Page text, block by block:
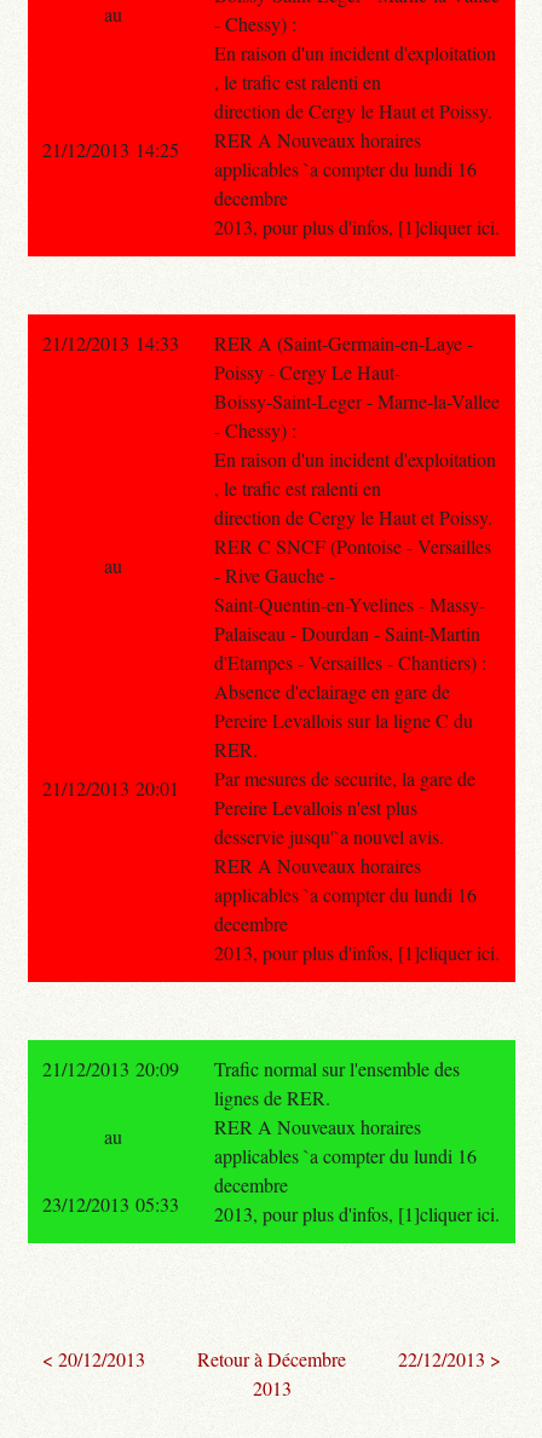
- Chessy) :
En raison d'un incident d'exploitation
, le trafic est ralenti en
direction de Cergy le Haut et Poissy.
RER A Nouveaux horaires
applicables `a compter du lundi 16
decembre
2013, pour plus d'infos, [1]cliquer ici.
au
21/12/2013 14:25
21/12/2013 14:33
RER A (Saint-Germain-en-Laye -
Poissy - Cergy Le Haut-
Boissy-Saint-Leger - Marne-la-Vallee
- Chessy) :
En raison d'un incident d'exploitation
, le trafic est ralenti en
direction de Cergy le Haut et Poissy.
RER C SNCF (Pontoise - Versailles
- Rive Gauche -
Saint-Quentin-en-Yvelines - Massy-
Palaiseau - Dourdan - Saint-Martin
d'Etampes - Versailles - Chantiers) :
Absence d'eclairage en gare de
Pereire Levallois sur la ligne C du
RER.
Par mesures de securite, la gare de
Pereire Levallois n'est plus
desservie jusqu'`a nouvel avis.
RER A Nouveaux horaires
applicables `a compter du lundi 16
decembre
2013, pour plus d'infos, [1]cliquer ici.
au
21/12/2013 20:01
21/12/2013 20:09
Trafic normal sur l'ensemble des
lignes de RER.
RER A Nouveaux horaires
applicables `a compter du lundi 16
decembre
2013, pour plus d'infos, [1]cliquer ici.
au
23/12/2013 05:33
< 20/12/2013
Retour à Décembre
2013
22/12/2013 >